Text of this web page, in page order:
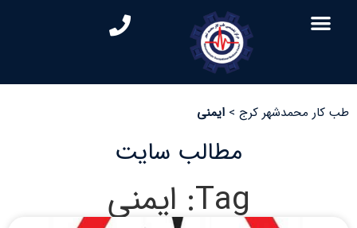
طب کار محمدشهر کرج > ایمنی
مطالب سایت
Tag: ایمنی